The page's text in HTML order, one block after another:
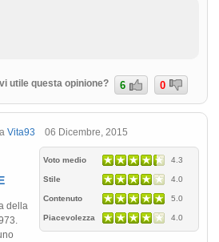
utile questa opinione? 6 0
Vita93 06 Dicembre, 2015
Voto medio 4.3
Stile 4.0
Contenuto 5.0
Piacevolezza 4.0
della